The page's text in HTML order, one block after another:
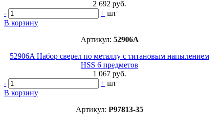
2 692 руб.
-
+ шт
В корзину
Артикул: 52906A
52906A Набор сверел по металлу с титановым напылением
HSS 6 предметов
1 067 руб.
-
+ шт
В корзину
Артикул: P97813-35